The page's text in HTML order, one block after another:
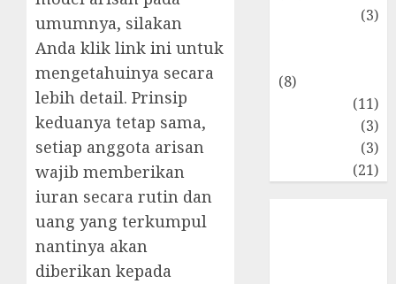
umumnya, silakan
Anda klik link ini untuk
mengetahuinya secara
lebih detail. Prinsip
keduanya tetap sama,
setiap anggota arisan
wajib memberikan
iuran secara rutin dan
uang yang terkumpul
nantinya akan
diberikan kepada
(3)
(8)
(11)
(3)
(3)
(21)